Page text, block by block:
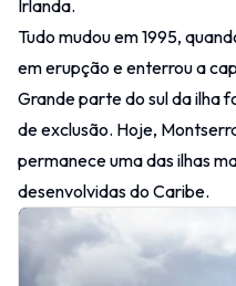
Irlanda.
Tudo mudou em 1995,
em erupção e enterrou a
Grande parte do sul da ilha
de exclusão. Hoje,
permanece uma das ilhas
desenvolvidas do Caribe.